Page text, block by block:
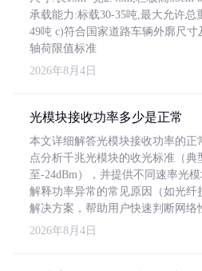
承载能力:标载30-35吨,最大允许总
49吨 c)符合国家道路车辆外廓尺寸
轴荷限值标准
2026年8月4日
光模块接收功率多少是正常
本文详细解答光模块接收功率的正
点分析千兆光模块的收光标准（典
至-24dBm），并提供不同速率光
解释功率异常的常见原因（如光纤
解决方案，帮助用户快速判断网络
2026年8月4日